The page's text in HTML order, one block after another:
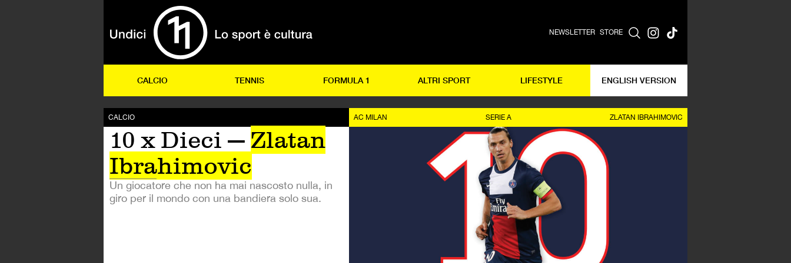
NEWSLETTER STORE
CALCIO TENNIS FORMULA 1 ALTRI SPORT LIFESTYLE ENGLISH VERSION
CALCIO
10 x Dieci — Zlatan
Ibrahimovic
Un giocatore che non ha mai nascosto nulla, in
giro per il mondo con una bandiera solo sua.
AC MILAN SERIE A ZLATAN IBRAHIMOVIC